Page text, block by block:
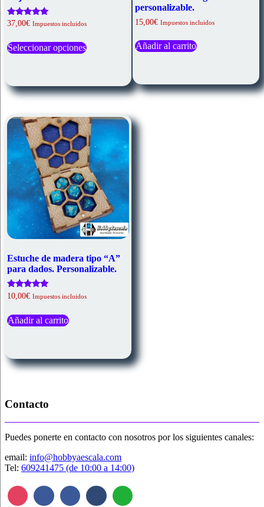
Valorado
de 5
37,00€ Impuestos incluidos
Seleccionar opcionesproducto
Las
opciones
pueden
elegir
en
la
página
de
producto
personalizable.
15,00€ Impuestos incluidos
Añadir al carrito
Estuche de madera tipo “A”
para dados. Personalizable.
Valorado
con
de 5
10,00€ Impuestos incluidos
Añadir al carrito
Contacto
Puedes ponerte en contacto con nosotros por los siguientes canales:
email: info@hobbyaescala.com
Tel: 609241475 (de 10:00 a 14:00)